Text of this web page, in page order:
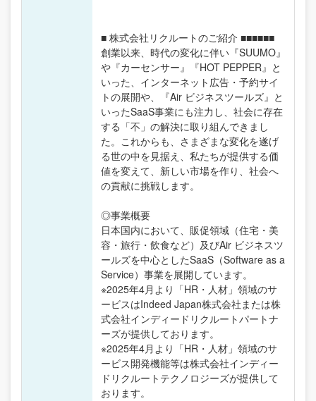
■ 株式会社リクルートのご紹介 ■■■■■■
創業以来、時代の変化に伴い『SUUMO』
や『カーセンサー』『HOT PEPPER』と
いった、インターネット広告・予約サイ
トの展開や、『Air ビジネスツールズ』と
いったSaaS事業にも注力し、社会に存在
する「不」の解決に取り組んできまし
た。これからも、さまざまな変化を遂げ
る世の中を見据え、私たちが提供する価
値を変えて、新しい市場を作り、社会へ
の貢献に挑戦します。
◎事業概要
日本国内において、販促領域（住宅・美
容・旅行・飲食など）及びAir ビジネスツ
ールズを中心としたSaaS（Software as a
Service）事業を展開しています。
※2025年4月より「HR・人材」領域のサ
ービスはIndeed Japan株式会社または株
式会社インディードリクルートパートナ
ーズが提供しております。
※2025年4月より「HR・人材」領域のサ
ービス開発機能等は株式会社インディー
ドリクルートテクノロジーズが提供して
おります。